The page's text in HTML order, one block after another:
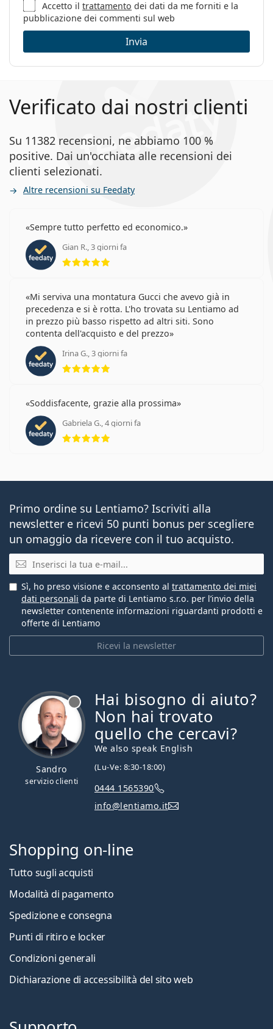
Accetto iltrattamento dei dati da me forniti e la
pubblicazione dei commenti sul web
Invia
Verificato dai nostri clienti
Su 11382 recensioni, ne abbiamo 100 %
positive. Dai un'occhiata alle recensioni dei
clienti selezionati.
Altre recensioni su Feedaty
Sempre tutto perfetto ed economico.
Gian R., 3 giorni fa
Mi serviva una montatura Gucci che avevo già in
precedenza e si è rotta. L'ho trovata su Lentiamo ad
in prezzo più basso rispetto ad altri siti. Sono
contenta dell'acquisto e del prezzo
Irina G., 3 giorni fa
Soddisfacente, grazie alla prossima
Gabriela G., 4 giorni fa
valutazione 5 di 5
Primo ordine su Lentiamo? Iscriviti alla
newsletter e ricevi 50 punti bonus per scegliere
un omaggio da ricevere con il tuo acquisto.
E-mail
Ricevi la newsletter
Sì, ho preso visione e acconsento al trattamento dei miei
dati personali da parte di Lentiamo s.r.o. per l’invio della
newsletter contenente informazioni riguardanti prodotti e
offerte di Lentiamo
Sandro
servizio clienti
Hai bisogno di aiuto?
Non hai trovato
quello che cercavi?
We also speak English
(Lu-Ve: 8:30-18:00)
0444 1565390
info@lentiamo.it
Shopping on-line
Tutto sugli acquisti
Modalità di pagamento
Spedizione e consegna
Punti di ritiro e locker
Condizioni generali
Dichiarazione di accessibilità del sito web